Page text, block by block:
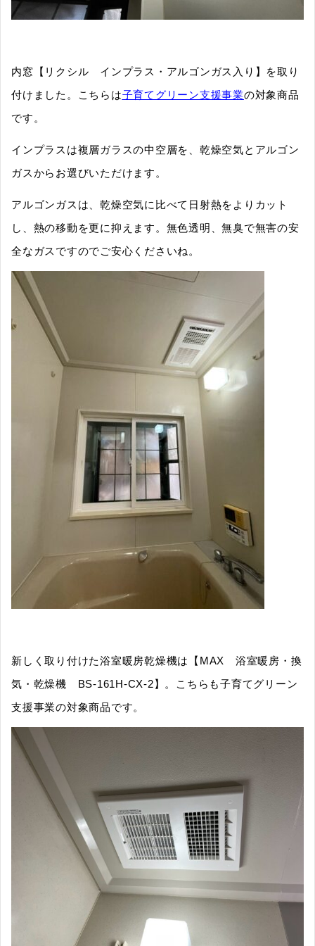
内窓【リクシル インプラス・アルゴンガス入り】を取り
付けました。こちらは子育てグリーン支援事業の対象商品
です。
インプラスは複層ガラスの中空層を、乾燥空気とアルゴン
ガスからお選びいただけます。
アルゴンガスは、乾燥空気に比べて日射熱をよりカット
し、熱の移動を更に抑えます。無色透明、無臭で無害の安
全なガスですのでご安心くださいね。
新しく取り付けた浴室暖房乾燥機は【MAX 浴室暖房・換
気・乾燥機 BS-161H-CX-2】。こちらも子育てグリーン
支援事業の対象商品です。